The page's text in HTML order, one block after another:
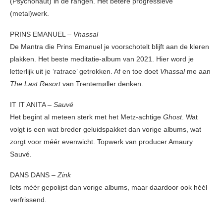
(metal)werk.
PRINS EMANUEL – Vhassal
De Mantra die Prins Emanuel je voorschotelt blijft aan de kleren
plakken. Het beste meditatie-album van 2021. Hier word je
letterlijk uit je ‘ratrace’ getrokken. Af en toe doet Vhassalme aan
The Last Resortvan Trentemøller denken.
IT IT ANITA – Sauvé
Het begint al meteen sterk met het Metz-achtige Ghost. Wat
volgt is een wat breder geluidspakket dan vorige albums, wat
zorgt voor méér evenwicht. Topwerk van producer Amaury
Sauvé.
DANS DANS –Zink
Iets méér gepolijst dan vorige albums, maar daardoor ook héél
verfrissend.